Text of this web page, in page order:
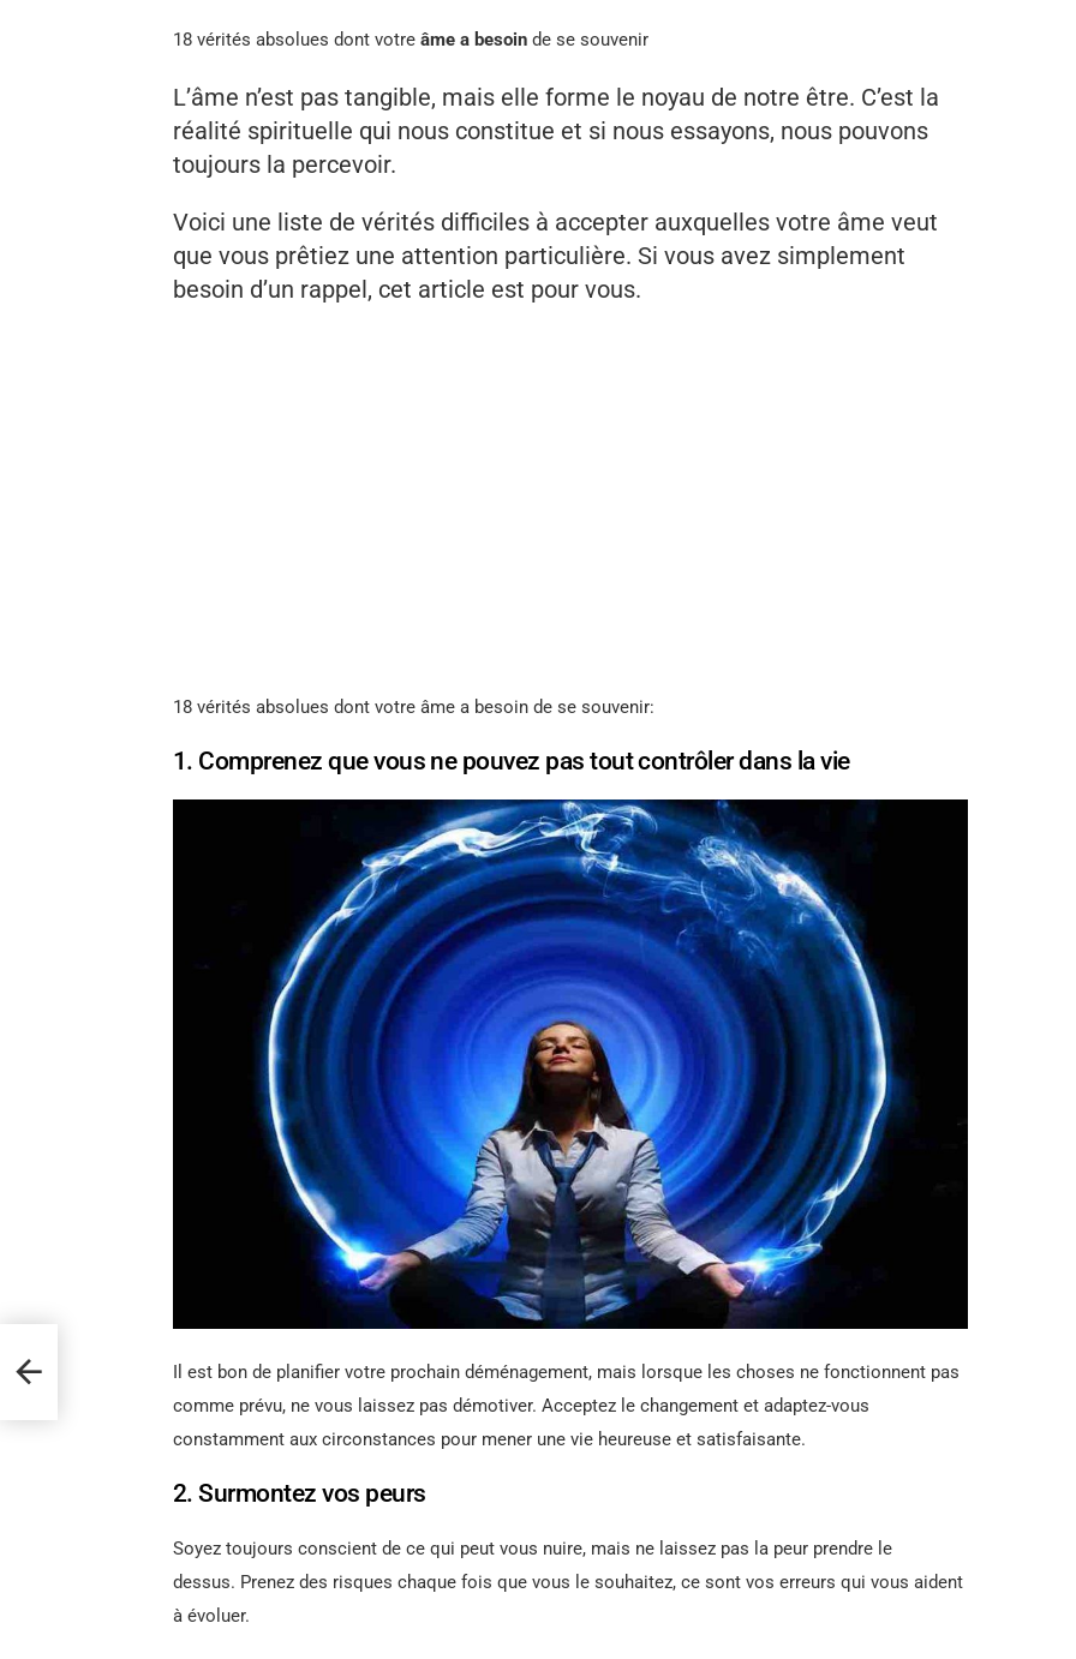
18 vérités absolues dont votre âme a besoin de se souvenir
L’âme n’est pas tangible, mais elle forme le noyau de notre être. C’est la
réalité spirituelle qui nous constitue et si nous essayons, nous pouvons
toujours la percevoir.
Voici une liste de vérités difficiles à accepter auxquelles votre âme veut
que vous prêtiez une attention particulière. Si vous avez simplement
besoin d’un rappel, cet article est pour vous.
18 vérités absolues dont votre âme a besoin de se souvenir:
1. Comprenez que vous ne pouvez pas tout contrôler dans la vie
Il est bon de planifier votre prochain déménagement, mais lorsque les choses ne fonctionnent pas
comme prévu, ne vous laissez pas démotiver. Acceptez le changement et adaptez-vous
constamment aux circonstances pour mener une vie heureuse et satisfaisante.
2. Surmontez vos peurs
Soyez toujours conscient de ce qui peut vous nuire, mais ne laissez pas la peur prendre le
dessus. Prenez des risques chaque fois que vous le souhaitez, ce sont vos erreurs qui vous aident
à évoluer.
de